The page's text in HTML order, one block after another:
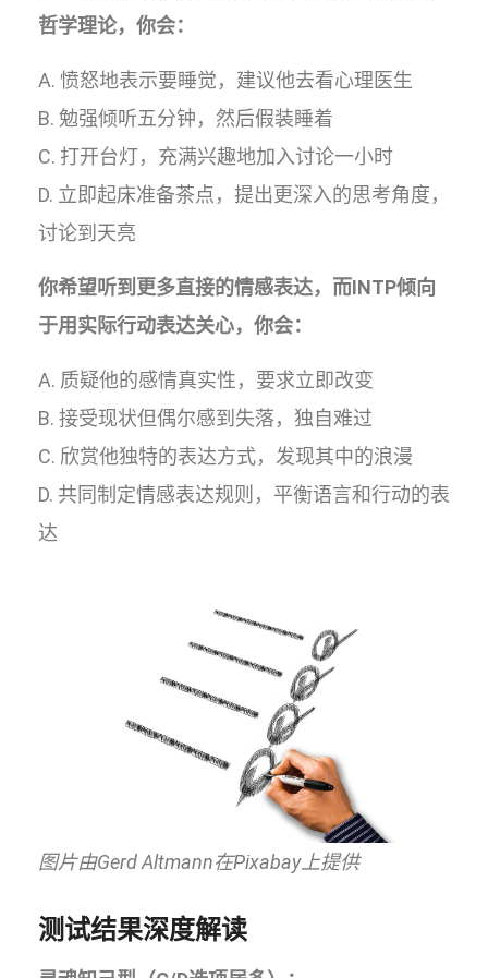
哲学理论，你会：
A. 愤怒地表示要睡觉，建议他去看心理医生
B. 勉强倾听五分钟，然后假装睡着
C. 打开台灯，充满兴趣地加入讨论一小时
D. 立即起床准备茶点，提出更深入的思考角度，
讨论到天亮
你希望听到更多直接的情感表达，而INTP倾向
于用实际行动表达关心，你会：
A. 质疑他的感情真实性，要求立即改变
B. 接受现状但偶尔感到失落，独自难过
C. 欣赏他独特的表达方式，发现其中的浪漫
D. 共同制定情感表达规则，平衡语言和行动的表
达
图片由Gerd Altmann在Pixabay上提供
测试结果深度解读